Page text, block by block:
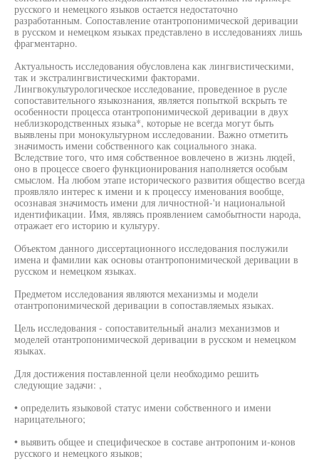
русского и немецкого языков остается недостаточно
разработанным. Сопоставление отантропонимической деривации
в русском и немецком языках представлено в исследованиях лишь
фрагментарно.
Актуальность исследования обусловлена как лингвистическими,
так и экстралингвистическими факторами.
Лингвокультурологическое исследование, проведенное в русле
сопоставительного языкознания, является попыткой вскрыть те
особенности процесса отантропонимической деривации в двух
неблизкородственных языка*, которые не всегда могут быть
выявлены при монокультурном исследовании. Важно отметить
значимость имени собственного как социального знака.
Вследствие того, что имя собственное вовлечено в жизнь людей,
оно в процессе своего функционирования наполняется особым
смыслом. На любом этапе исторического развития общество всегда
проявляло интерес к имени и к процессу именования вообще,
осознавая значимость имени для личностной-'и национальной
идентификации. Имя, являясь проявлением самобытности народа,
отражает его историю и культуру.
Объектом данного диссертационного исследования послужили
имена и фамилии как основы отантропонимической деривации в
русском и немецком языках.
Предметом исследования являются механизмы и модели
отантропонимической деривации в сопоставляемых языках.
Цель исследования - сопоставительный анализ механизмов и
моделей отантропонимической деривации в русском и немецком
языках.
Для достижения поставленной цели необходимо решить
следующие задачи: ,
• определить языковой статус имени собственного и имени
нарицательного;
• выявить общее и специфическое в составе антропоним и-конов
русского и немецкого языков;